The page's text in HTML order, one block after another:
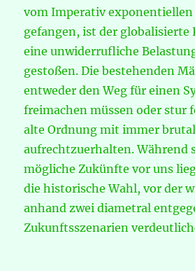
vom Imperativ exponentiellen
gefangen, ist der globalisierte
eine unwiderrufliche
gestoßen. Die bestehenden
entweder den Weg für einen
freimachen müssen oder stur
alte Ordnung mit immer
aufrechtzuerhalten. Während
mögliche Zukünfte vor uns
die historische Wahl, vor der
anhand zwei diametral
Zukunftsszenarien